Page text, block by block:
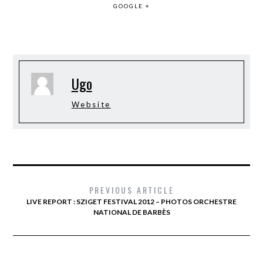
GOOGLE +
Ugo
Website
PREVIOUS ARTICLE
LIVE REPORT : SZIGET FESTIVAL 2012 – PHOTOS ORCHESTRE
NATIONAL DE BARBÈS